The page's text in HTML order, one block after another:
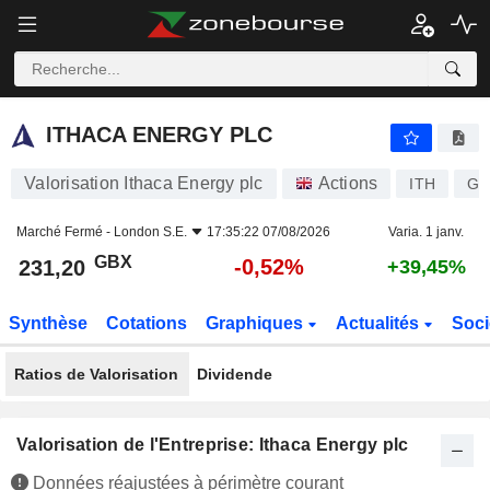
ITHACA ENERGY PLC
ITHACA ENERGY PLC
Valorisation Ithaca Energy plc Actions ITH
Marché Fermé - London S.E. 17:35:22 07/08/2026 Varia. 1 janv.
231,20 GBX -0,52% +39,45%
Synthèse Cotations Graphiques Actualités
Ratios de Valorisation Dividende
Valorisation de l'Entreprise: Ithaca Energy plc
Données réajustées à périmètre courant